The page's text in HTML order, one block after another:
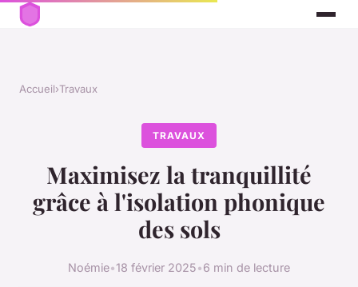
Accueil›Travaux
TRAVAUX
Maximisez la tranquillité
grâce à l'isolation phonique
des sols
Noémie•18 février 2025•6 min de lecture